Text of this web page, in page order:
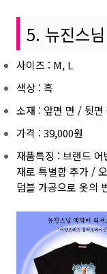
5. 뉴진스
사이즈 : M, L
색상 : 흑
소재 : 앞면 면 / 뒷면
가격 : 39,000원
재품특징 : 브랜드
재로 특별함 추가 /
덤블 가공으로 옷의